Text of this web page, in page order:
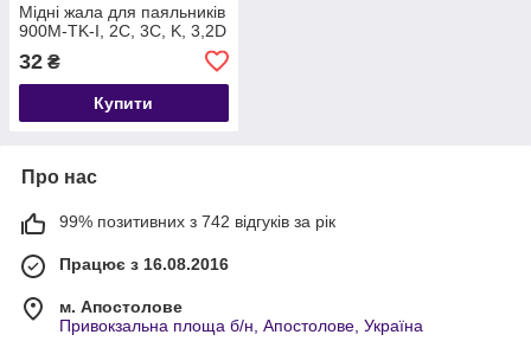
Мідні жала для паяльників
900M-TK-I, 2C, 3C, K, 3,2D
32 ₴
Купити
Про нас
99% позитивних з 742 відгуків за рік
Працює з 16.08.2016
м. Апостолове
Привокзальна площа б/н, Апостолове, Україна